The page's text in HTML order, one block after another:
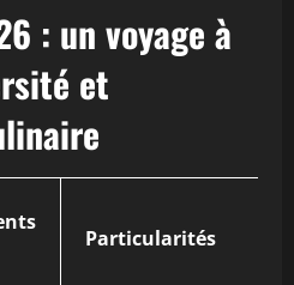
: un voyage à
et
Particularités